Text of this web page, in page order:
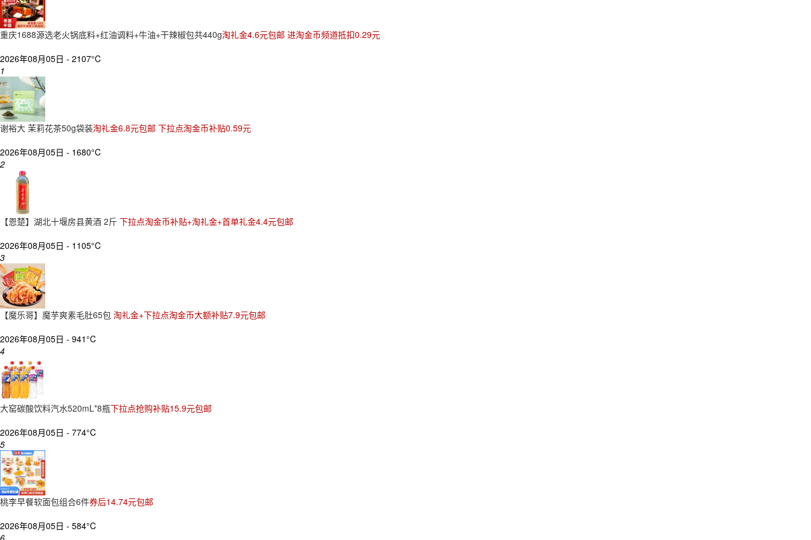
重庆1688源选老火锅底料+红油调料+牛油+干辣椒包共440g淘礼金4.6元包邮 进淘金币频道抵扣0.29元
2026年08月05日 - 2107°C
1
谢裕大 茉莉花茶50g袋装淘礼金6.8元包邮 下拉点淘金币补贴0.59元
2026年08月05日 - 1680°C
2
【恩楚】湖北十堰房县黄酒 2斤 下拉点淘金币补贴+淘礼金+首单礼金4.4元包邮
2026年08月05日 - 1105°C
3
【魔乐哥】魔芋爽素毛肚65包 淘礼金+下拉点淘金币大额补贴7.9元包邮
2026年08月05日 - 941°C
4
大窑碳酸饮料汽水520mL*8瓶下拉点抢购补贴15.9元包邮
2026年08月05日 - 774°C
5
桃李早餐软面包组合6件券后14.74元包邮
2026年08月05日 - 584°C
6